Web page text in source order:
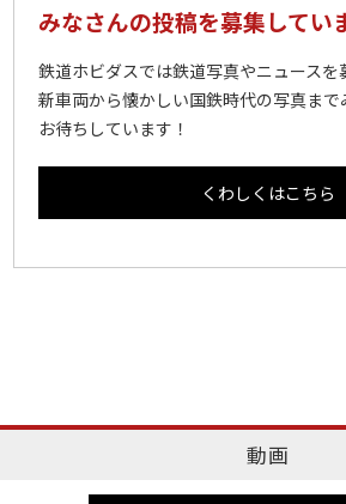
みなさんの投稿を募集してい
鉄道ホビダスでは鉄道写真やニュースを
新車両から懐かしい国鉄時代の写真ま
お待ちしています！
くわしくはこちら
動画